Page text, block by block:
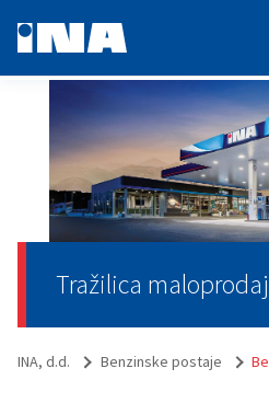
Tražilica
INA, d.d. Benzinske postaje